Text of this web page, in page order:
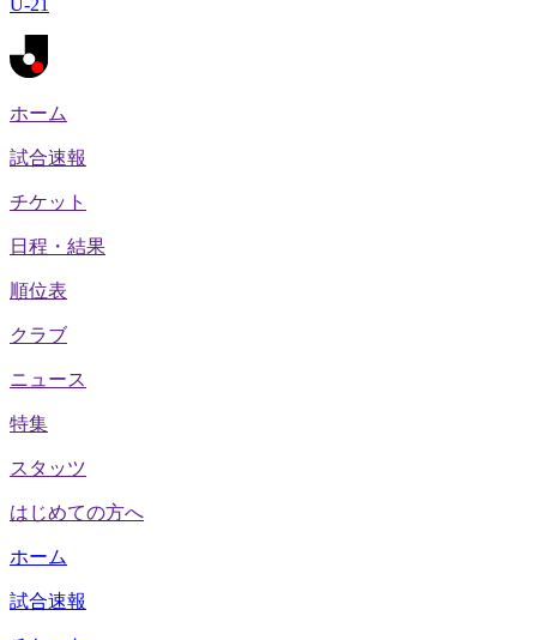
U-21
ホーム
試合速報
チケット
日程・結果
順位表
クラブ
ニュース
特集
スタッツ
はじめての方へ
ホーム
試合速報